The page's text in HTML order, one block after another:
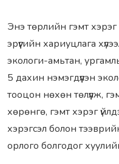
Энэ төрлийн гэмт хэрэг
эрүүгийн хариуцлага
экологи-амьтан,
5 дахин нэмэгдүүлэн
тооцон нөхөн төлүүлж,
хөрөнгө, гэмт хэрэг
хэрэгсэл болон
орлого болгодог